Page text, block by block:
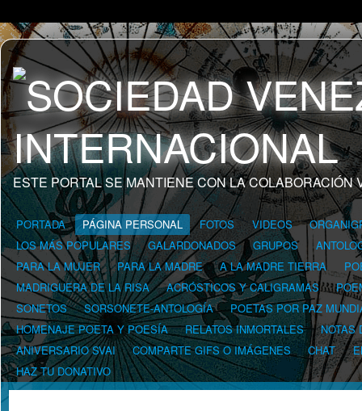
ESTE PORTAL SE MANTIENE CON LA COLABORACIÓN
PORTADA PÁGINA PERSONAL FOTOS VIDEOS
LOS MÁS POPULARES
GALARDONADOS GRUPOS
PARA LA MUJER
PARA LA MADRE A LA MADRE TIERRA
MADRIGUERA DE LA RISA
ACRÓSTICOS Y CALIGRAMAS
SONETOS
SORSONETE-ANTOLOGÍA
POETAS POR PAZ
HOMENAJE POETA Y POESÍA
RELATOS INMORTALES
NOTAS
ANIVERSARIO SVAI
COMPARTE GIFS O IMÁGENES CHAT
HAZ TU DONATIVO